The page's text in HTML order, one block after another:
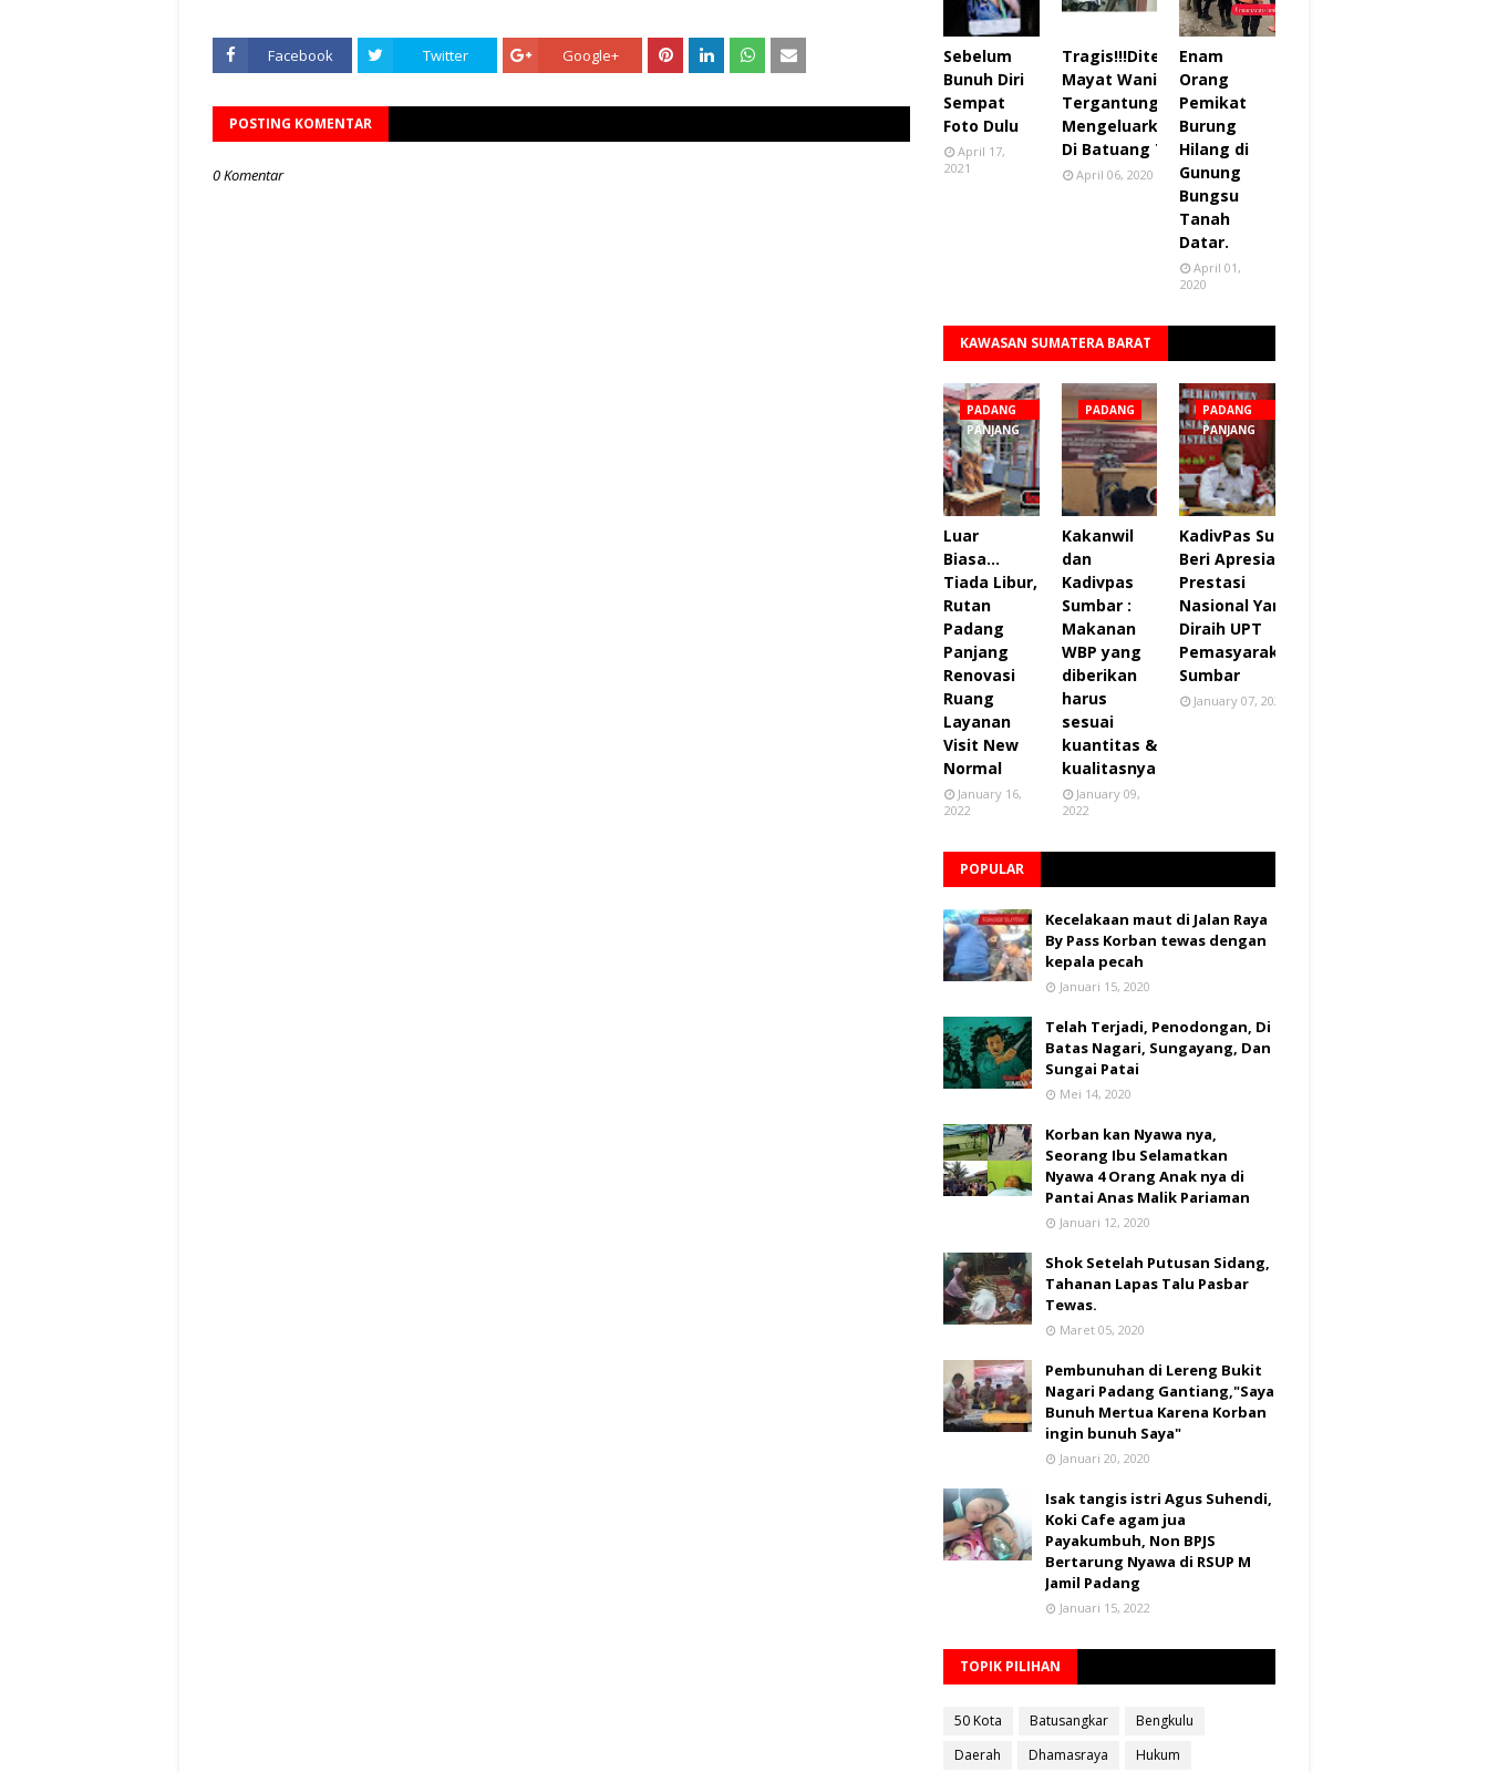
Facebook Twitter Google+
POSTING KOMENTAR
0 Komentar
Sebelum
Bunuh Diri
Sempat
Foto Dulu
April 17,
2021
Tragis!!!Ditemukan
Mayat Wanita
Tergantung sudah
Mengeluarkan Bau
Di Batuang Taba.
April 06, 2020
Enam
Orang
Pemikat
Burung
Hilang di
Gunung
Bungsu
Tanah
Datar.
April 01,
2020
KAWASAN SUMATERA BARAT
Lihat semua
PADANG
PANJANG
Luar
Biasa...
Tiada Libur,
Rutan
Padang
Panjang
Renovasi
Ruang
Layanan
Visit New
Normal
January 16,
2022
PADANG
Kakanwil
dan
Kadivpas
Sumbar :
Makanan
WBP yang
diberikan
harus
sesuai
kuantitas &
kualitasnya
January 09,
2022
PADANG
PANJANG
KadivPas Sumbar
Beri Apresiasi 27
Prestasi
Nasional Yang
Diraih UPT
Pemasyarakatan
Sumbar
January 07, 2022
POPULAR
Kecelakaan maut di Jalan Raya
By Pass Korban tewas dengan
kepala pecah
Januari 15, 2020
Telah Terjadi, Penodongan, Di
Batas Nagari, Sungayang, Dan
Sungai Patai
Mei 14, 2020
Korban kan Nyawa nya,
Seorang Ibu Selamatkan
Nyawa 4 Orang Anak nya di
Pantai Anas Malik Pariaman
Januari 12, 2020
Shok Setelah Putusan Sidang,
Tahanan Lapas Talu Pasbar
Tewas.
Maret 05, 2020
Pembunuhan di Lereng Bukit
Nagari Padang Gantiang,"Saya
Bunuh Mertua Karena Korban
ingin bunuh Saya"
Januari 20, 2020
Isak tangis istri Agus Suhendi,
Koki Cafe agam jua
Payakumbuh, Non BPJS
Bertarung Nyawa di RSUP M
Jamil Padang
Januari 15, 2022
TOPIK PILIHAN
50 Kota Batusangkar
Bengkulu
Daerah
Dhamasraya Hukum